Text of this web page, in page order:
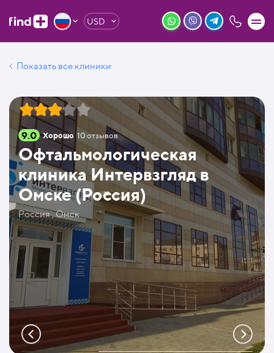
USD
Показать все клиники
9.0 Хорошо 10отзывов
Офтальмологическая
клиника Интервзгляд в
Омске (Россия)
Россия , Омск